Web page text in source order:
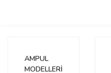
AMPUL
MODELLERİ